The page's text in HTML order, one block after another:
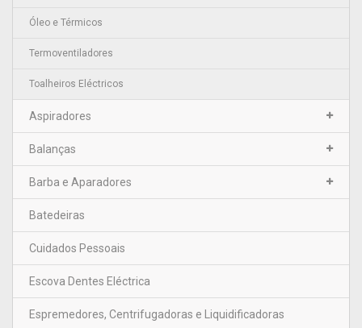
Óleo e Térmicos
Termoventiladores
Toalheiros Eléctricos
Aspiradores
Balanças
Barba e Aparadores
Batedeiras
Cuidados Pessoais
Escova Dentes Eléctrica
Espremedores, Centrifugadoras e Liquidificadoras